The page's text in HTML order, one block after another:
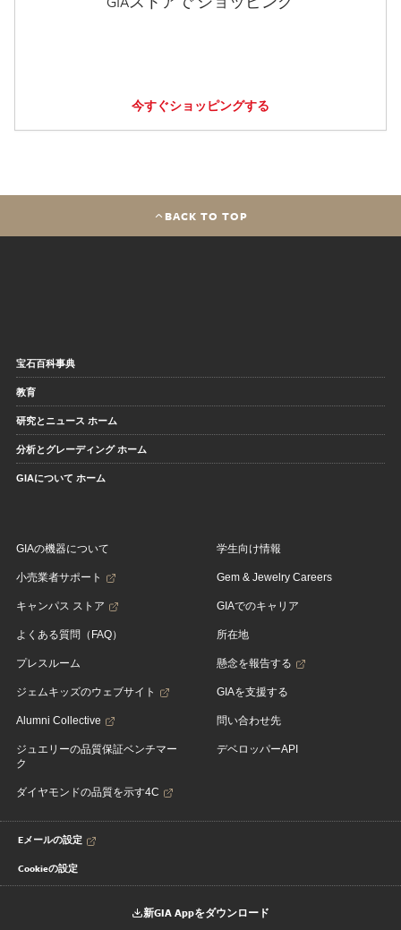
今すぐショッピングする
BACK TO TOP
宝石百科事典
教育
研究とニュース ホーム
分析とグレーディング ホーム
GIAについて ホーム
GIAの機器について
小売業者サポート
キャンパス ストア
よくある質問（FAQ）
プレスルーム
ジェムキッズのウェブサイト
Alumni Collective
ジュエリーの品質保証ベンチマー
ク
ダイヤモンドの品質を示す4C
学生向け情報
Gem & Jewelry Careers
GIAでのキャリア
所在地
懸念を報告する
GIAを支援する
問い合わせ先
デベロッパーAPI
Eメールの設定
Cookieの設定
新GIA Appをダウンロード